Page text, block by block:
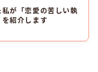
が「恋愛の苦しい執
紹介します